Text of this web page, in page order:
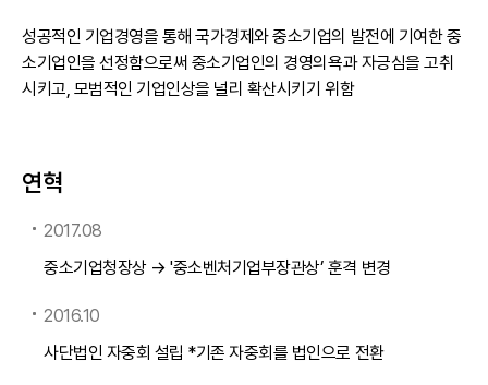
성공적인 기업경영을 통해 국가경제와 중소기업의 발전에 기여한 중
소기업인을 선정함으로써 중소기업인의 경영의욕과 자긍심을 고취
시키고, 모범적인 기업인상을 널리 확산시키기 위함
연혁
2017.08
중소기업청장상 → '중소벤처기업부장관상’ 훈격 변경
2016.10
사단법인 자중회 설립 *기존 자중회를 법인으로 전환